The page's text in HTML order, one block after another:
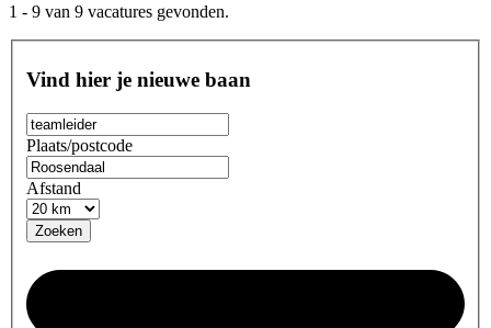
1 - 9 van 9 vacatures gevonden.
Vind hier je nieuwe baan
Plaats/postcode
Afstand
Zoeken